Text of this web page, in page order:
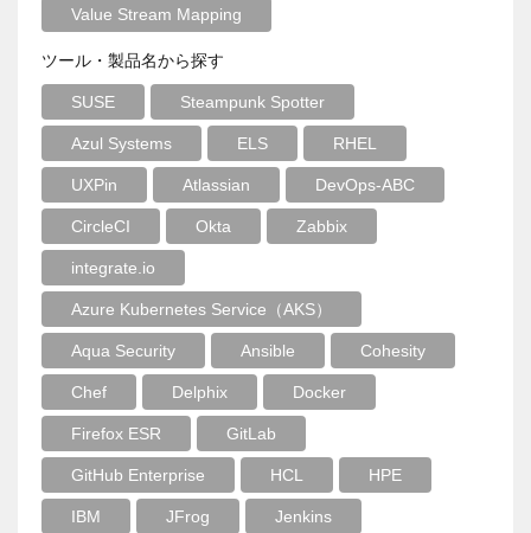
Value Stream Mapping
ツール・製品名から探す
SUSE Steampunk Spotter
Azul Systems ELS RHEL
UXPin Atlassian DevOps-ABC
CircleCI Okta Zabbix
integrate.io
Azure Kubernetes Service（AKS）
Aqua Security Ansible Cohesity
Chef Delphix Docker
Firefox ESR GitLab
GitHub Enterprise HCL HPE
IBM JFrog Jenkins